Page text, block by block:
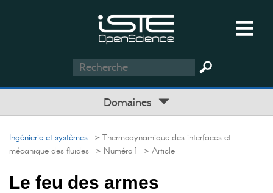
Domaines
Ingénierie et systèmes > Thermodynamique des interfaces et
mécanique des fluides > Numéro 1 > Article
Le feu des armes